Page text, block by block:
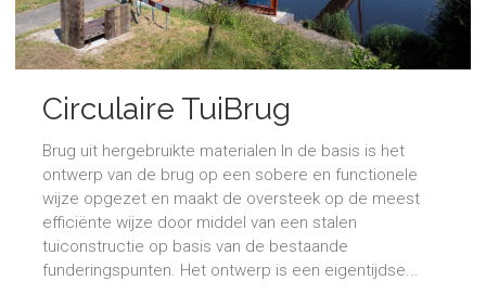
Circulaire TuiBrug
Brug uit hergebruikte materialen In de basis is het
ontwerp van de brug op een sobere en functionele
wijze opgezet en maakt de oversteek op de meest
efficiënte wijze door middel van een stalen
tuiconstructie op basis van de bestaande
funderingspunten. Het ontwerp is een eigentijdse...